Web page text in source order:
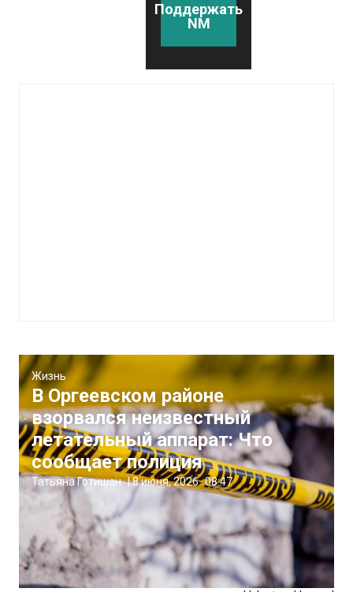
Поддержать
NM
Жизнь
В Оргеевском районе
взорвался неизвестный
летательный аппарат: Что
сообщает полиция
Татьяна Готишан |8 июня, 2026 08:47